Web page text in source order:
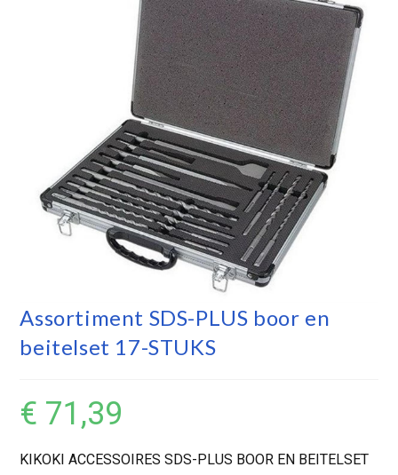
Assortiment SDS-PLUS boor en
beitelset 17-STUKS
€ 71,39
KIKOKI ACCESSOIRES SDS-PLUS BOOR EN BEITELSET